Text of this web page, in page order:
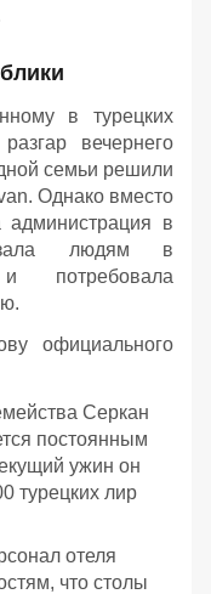
в турецких
вечернего
семьи решили
Однако вместо
администрация в
людям в
потребовала
официального
Серкан
постоянным
ужин он
турецких лир
отеля
что столы